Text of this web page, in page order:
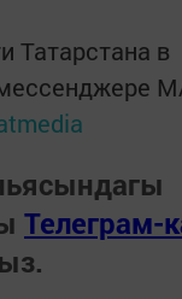
Татарстана в
Телеграм-